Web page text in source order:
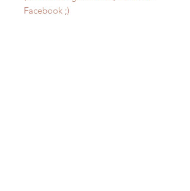
Facebook ;)